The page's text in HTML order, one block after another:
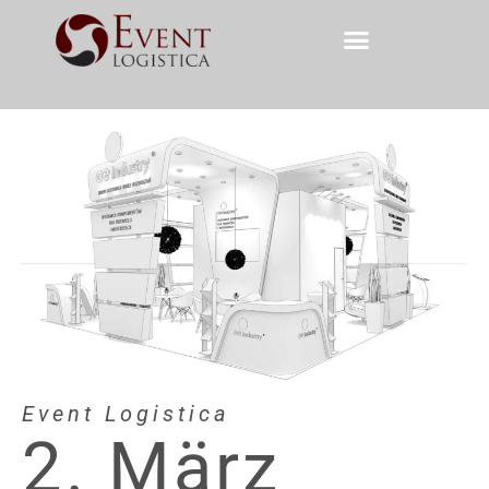
Event Logistica
2. März